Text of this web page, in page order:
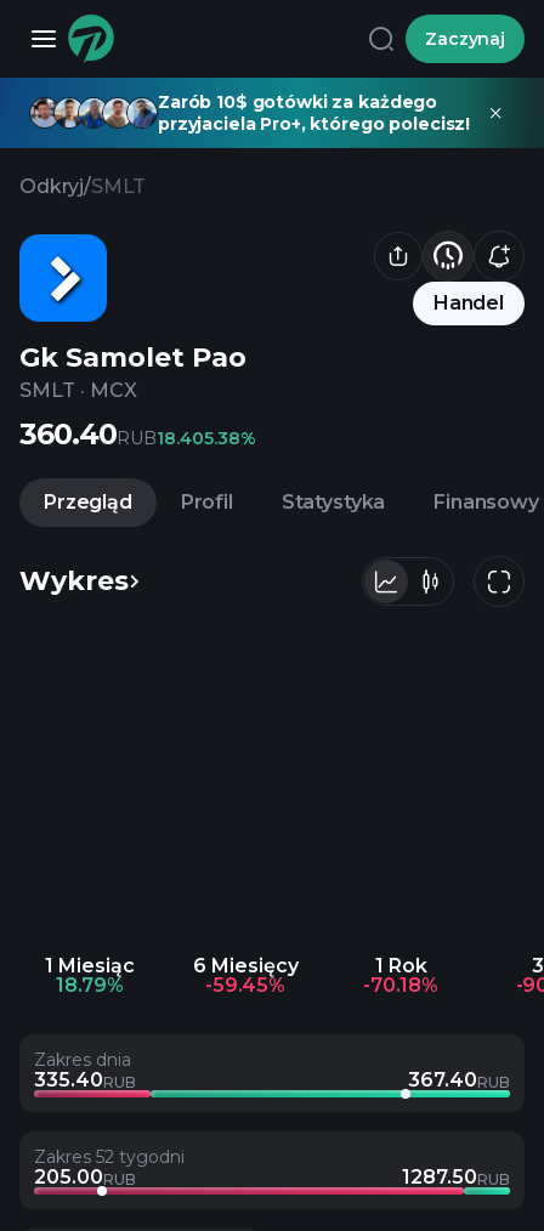
Zaczynaj
Zarób 10$ gotówki za każdego
przyjaciela Pro+, którego polecisz!
Odkryj/SMLT
Handel
Gk Samolet Pao
SMLT · MCX
360.40RUB18.405.38%
Przegląd Profil Statystyka Finansowy
Wykres
1 Miesiąc
18.79%
6 Miesięcy
-59.45%
1 Rok
-70.18%
-
Zakres dnia
335.40RUB 367.40RUB
Zakres 52 tygodni
205.00RUB 1287.50RUB